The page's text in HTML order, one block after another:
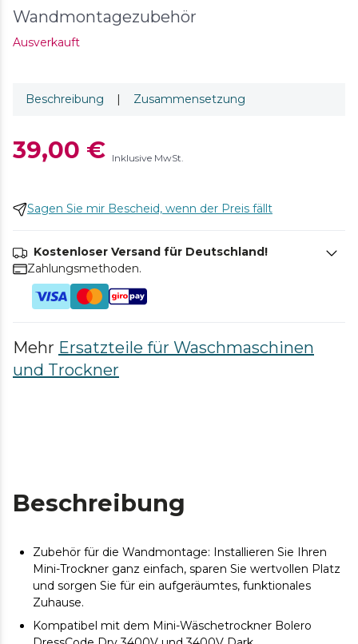
Wandmontagezubehör
Ausverkauft
Beschreibung | Zusammensetzung
39,00 € Inklusive MwSt.
Sagen Sie mir Bescheid, wenn der Preis fällt
Kostenloser Versand für Deutschland!
Zahlungsmethoden.
Mehr Ersatzteile für Waschmaschinen
und Trockner
Beschreibung
Zubehör für die Wandmontage: Installieren Sie Ihren
Mini-Trockner ganz einfach, sparen Sie wertvollen Platz
und sorgen Sie für ein aufgeräumtes, funktionales
Zuhause.
Kompatibel mit dem Mini-Wäschetrockner Bolero